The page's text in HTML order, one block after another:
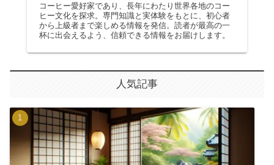
コーヒー愛好家であり、長年にわたり世界各地のコー
ヒー文化を探求。専門知識と実体験をもとに、初心者
から上級者まで楽しめる情報を発信。読者が最高の一
杯に出会えるよう、信頼できる情報をお届けします。
人気記事